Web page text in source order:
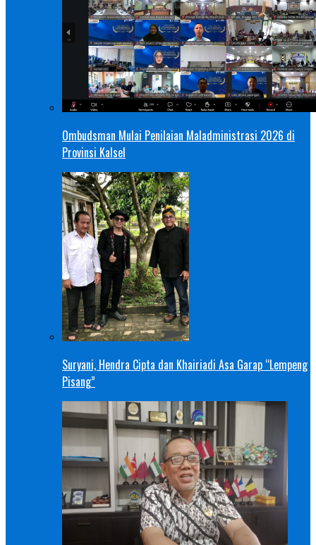
Ombudsman Mulai Penilaian Maladministrasi 2026 di
Provinsi Kalsel
Suryani, Hendra Cipta dan Khairiadi Asa Garap “Lempeng
Pisang”